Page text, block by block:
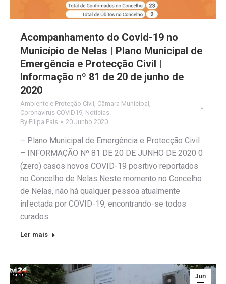
Acompanhamento do Covid-19 no
Município de Nelas | Plano Municipal de
Emergência e Protecção Civil |
Informação nº 81 de 20 de junho de
2020
Ambiente e Proteção Civil Câmara Municipal
Coronavirus COVID19 Notícias
By Filipa Pais 20 Junho 2020
– Plano Municipal de Emergência e Protecção Civil
– INFORMAÇÃO Nº 81 DE 20 DE JUNHO DE 2020 0
(zero) casos novos COVID-19 positivo reportados
no Concelho de Nelas Neste momento no Concelho
de Nelas, não há qualquer pessoa atualmente
infectada por COVID-19, encontrando-se todos
curados.
Ler mais
Jun